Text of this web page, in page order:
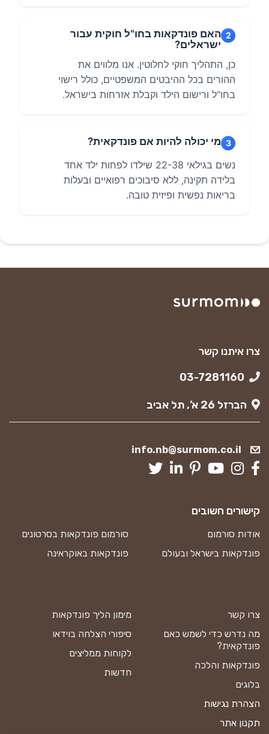
2 האם פונדקאות בחו"ל חוקית עבור
ישראלים?
כן, התהליך חוקי לחלוטין. אנו מלווים את
ההורים בכל ההיבטים המשפטיים, כולל רישוי
בחו"ל ורישום הילד וקבלת אזרחות בישראל.
3 מי יכולה להיות אם פונדקאית?
נשים בגילאי 22-38 שילדו לפחות ילד אחד
בלידה תקינה, ללא סיבוכים רפואיים ובעלות
בריאות נפשית ופיזית טובה.
צרו איתנו קשר
הברזל 26 א’, תל אביב
info.nb@surmom.co.il
צרו קשר
מה נדרש כדי לשמש כאם
פונדקאית?
פונדקאות והלכה
בלוגים
הצהרת נגישות
תקנון אתר
מימון הליך פונדקאות
סיפורי הצלחה בוידאו
לקוחות ממליצים
חדשות
קישורים חשובים
אודות סורמום
סורמום פונדקאות בסרטונים
פונדקאות בישראל ובעולם
פונדקאות באוקראינה